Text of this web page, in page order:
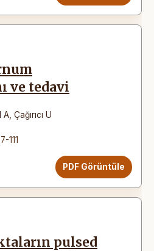
ve tedavi
A Çağırıcı U
111
PDF Görüntüle
pulsed